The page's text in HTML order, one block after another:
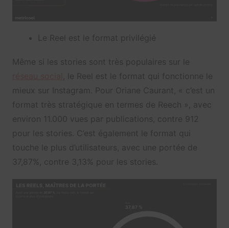
Le Reel est le format privilégié
Même si les stories sont très populaires sur le
, le Reel est le format qui fonctionne le
mieux sur Instagram. Pour Oriane Caurant, « c’est un
format très stratégique en termes de Reech », avec
environ 11.000 vues par publications, contre 912
pour les stories. C’est également le format qui
touche le plus d’utilisateurs, avec une portée de
37,87%, contre 3,13% pour les stories.